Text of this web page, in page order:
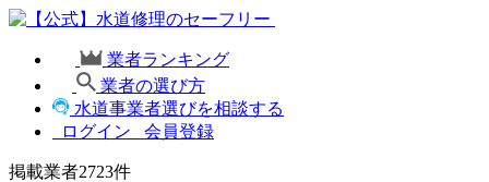
業者ランキング
業者の選び方
水道事業者選びを相談する
ログイン
会員登録
掲載業者2723件